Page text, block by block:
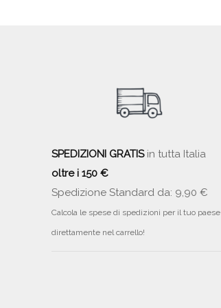
SPEDIZIONI GRATISin tutta Italia
oltre i 150 €
Spedizione Standard da: 9,90 €
Calcola le spese di spedizioni per il tuo paese
direttamente nel carrello!